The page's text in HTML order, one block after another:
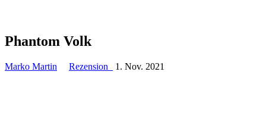
Phantom Volk
Marko Martin Rezension 1. Nov. 2021